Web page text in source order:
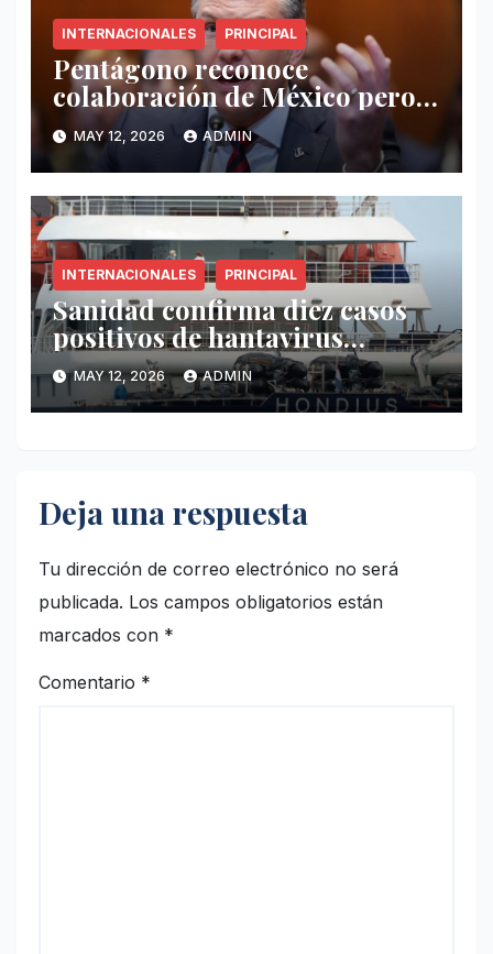
INTERNACIONALES PRINCIPAL
Pentágono reconoce
colaboración de México pero
exige mayor operatividad
antidrogas
MAY 12, 2026 ADMIN
INTERNACIONALES PRINCIPAL
Sanidad confirma diez casos
positivos de hantavirus
vinculados al crucero MV
Hondius
MAY 12, 2026 ADMIN
Deja una respuesta
Tu dirección de correo electrónico no será
publicada. Los campos obligatorios están
marcados con *
Comentario *